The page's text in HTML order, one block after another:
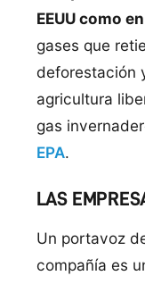
EEUU como
gases que
deforestación
agricultura
gas
EPA.
LAS
Un portavoz
compañía es